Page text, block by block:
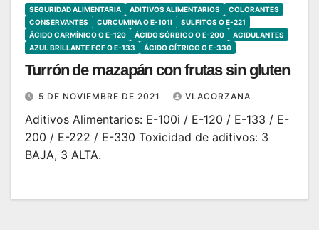
SEGURIDAD ALIMENTARIA ADITIVOS ALIMENTARIOS
COLORANTES
CONSERVANTES
CURCUMINA O E-101I
SULFITOS O E-221
ÁCIDO CARMÍNICO O E-120
ÁCIDO SÓRBICO O E-200
ACIDULANTES
AZUL BRILLANTE FCF O E-133
ÁCIDO CÍTRICO O E-330
Turrón de mazapán con frutas sin gluten
5 DE NOVIEMBRE DE 2021 VLACORZANA
Aditivos Alimentarios: E-100i / E-120 / E-133 / E-
200 / E-222 / E-330 Toxicidad de aditivos: 3
BAJA, 3 ALTA.